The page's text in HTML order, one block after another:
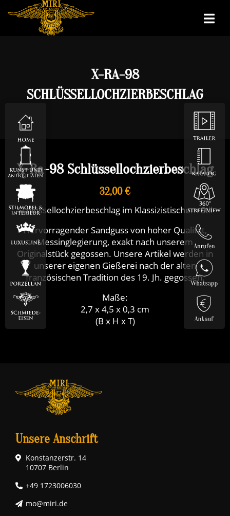
X-RA-98
SCHLÜSSELLOCHZIERBESCHLAG
X-Ra-98 Schlüssellochzierbeschlag
32,00 €
Schlüssellochzierbeschlag im Klassizistischem Stil
Hervorragender Sandguss von hoher Qualität,
Messinglegierung, exakt nach unserem
Originalstück gegossen. Unsere Artikel werden in
unserer eigenen Gießerei nach der alten
französischen Tradition des 19. Jh. gegossen.
Maße:
2,7 x 4,5 x 0,3 cm
(B x H x T)
Unsere Anschrift
Konstanzerstr. 14
10707 Berlin
+49 1723006030
mo@miri.de